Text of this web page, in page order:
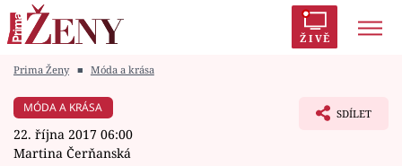
ŽIVĚ
Módní alarm
Prima Ženy ■ Móda a krása
MÓDA A KRÁSA
22. října 2017 06:00
Martina Čerňanská
SDÍLET